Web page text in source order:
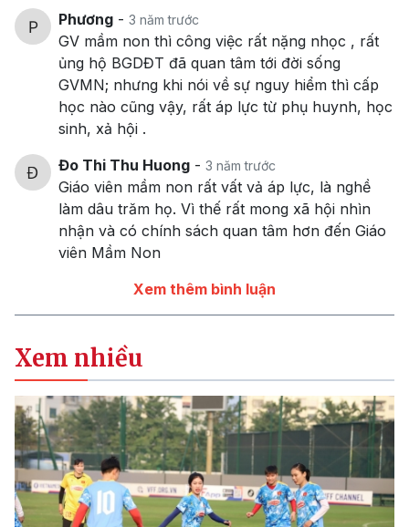
Phương - 3 năm trước
GV mầm non thì công việc rất nặng nhọc , rất
ủng hộ BGDĐT đã quan tâm tới đời sống
GVMN; nhưng khi nói về sự nguy hiểm thì cấp
học nào cũng vậy, rất áp lực từ phụ huynh, học
sinh, xả hội .
Đo Thi Thu Huong - 3 năm trước
Giáo viên mầm non rất vất vả áp lực, là nghề
làm dâu trăm họ. Vì thế rất mong xã hội nhìn
nhận và có chính sách quan tâm hơn đến Giáo
viên Mầm Non
Xem thêm bình luận
Xem nhiều